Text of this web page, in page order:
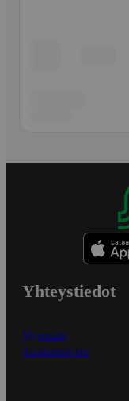
Yhteystiedot
Myymälät
Asiakaspalvelu